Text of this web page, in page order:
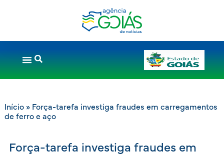
Início» Força-tarefa investiga fraudes em carregamentos
de ferro e aço
Força-tarefa investiga fraudes em